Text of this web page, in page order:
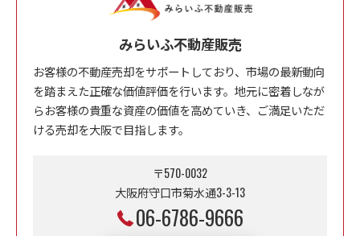
みらいふ不動産販売
お客様の不動産売却をサポートしており、市場の最新動向
を踏まえた正確な価値評価を行います。地元に密着しなが
らお客様の貴重な資産の価値を高めていき、ご満足いただ
ける売却を大阪で目指します。
〒570-0032
大阪府守口市菊水通3-3-13
06-6786-9666